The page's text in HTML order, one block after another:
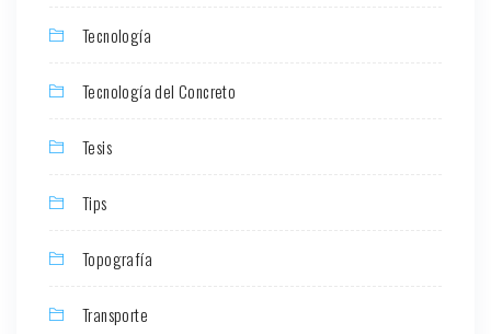
Tecnología
Tecnología del Concreto
Tesis
Tips
Topografía
Transporte